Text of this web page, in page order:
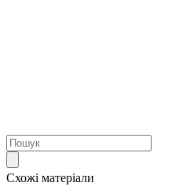
Схожі матеріали